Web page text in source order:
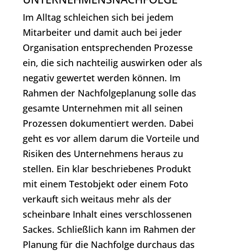
Im Alltag schleichen sich bei jedem
Mitarbeiter und damit auch bei jeder
Organisation entsprechenden Prozesse
ein, die sich nachteilig auswirken oder als
negativ gewertet werden können. Im
Rahmen der Nachfolgeplanung solle das
gesamte Unternehmen mit all seinen
Prozessen dokumentiert werden. Dabei
geht es vor allem darum die Vorteile und
Risiken des Unternehmens heraus zu
stellen. Ein klar beschriebenes Produkt
mit einem Testobjekt oder einem Foto
verkauft sich weitaus mehr als der
scheinbare Inhalt eines verschlossenen
Sackes. Schließlich kann im Rahmen der
Planung für die Nachfolge durchaus das